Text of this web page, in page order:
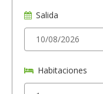
Salida
Habitaciones